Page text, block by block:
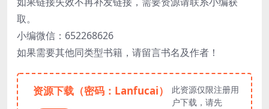
取。
小编微信：652268626
如果需要其他同类型书籍，请留言书名及作者！
资源下载（密码：Lanfucai）
此资源仅限注册用
户下载，请先